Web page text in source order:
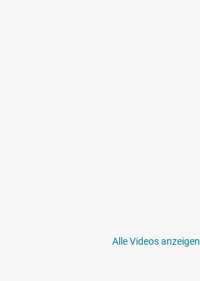
Alle Videos anzeigen